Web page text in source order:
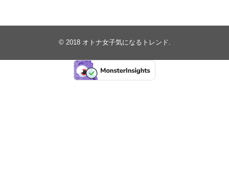
© 2018 オトナ女子気になるトレンド